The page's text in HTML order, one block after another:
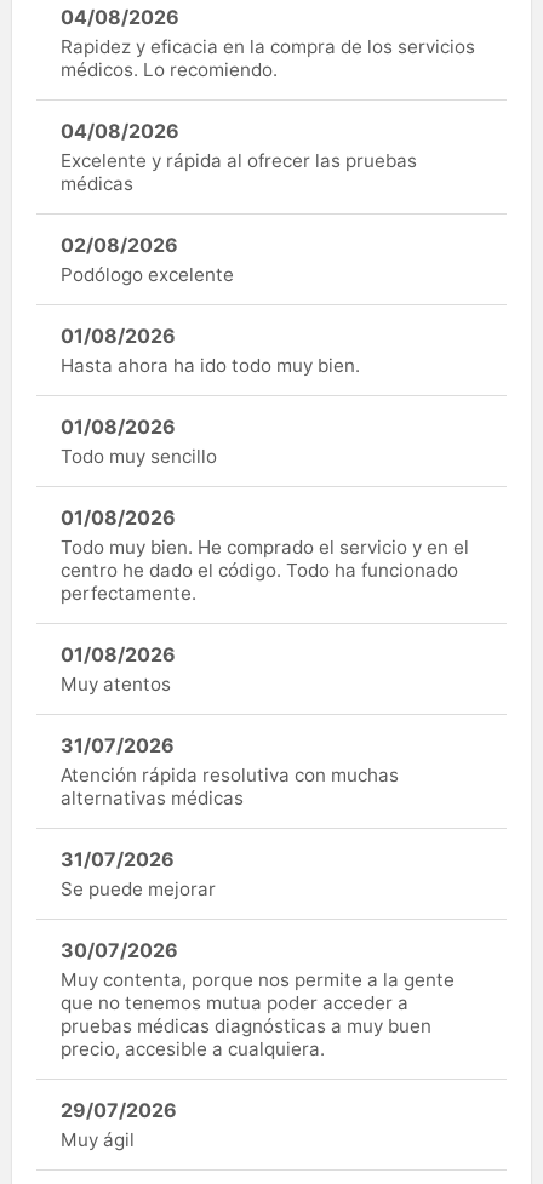
04/08/2026
Rapidez y eficacia en la compra de los servicios
médicos. Lo recomiendo.
04/08/2026
Excelente y rápida al ofrecer las pruebas
médicas
02/08/2026
Podólogo excelente
01/08/2026
Hasta ahora ha ido todo muy bien.
01/08/2026
Todo muy sencillo
01/08/2026
Todo muy bien. He comprado el servicio y en el
centro he dado el código. Todo ha funcionado
perfectamente.
01/08/2026
Muy atentos
31/07/2026
Atención rápida resolutiva con muchas
alternativas médicas
31/07/2026
Se puede mejorar
30/07/2026
Muy contenta, porque nos permite a la gente
que no tenemos mutua poder acceder a
pruebas médicas diagnósticas a muy buen
precio, accesible a cualquiera.
29/07/2026
Muy ágil